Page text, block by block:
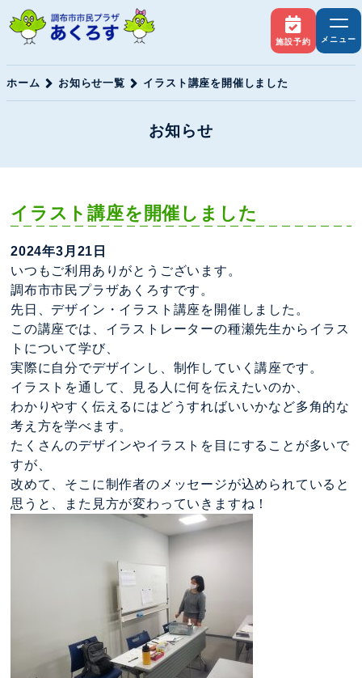
施設予約 メニュー
ホーム お知らせ一覧 イラスト講座を開催しました
お知らせ
イラスト講座を開催しました
2024年3月21日
いつもご利用ありがとうございます。
調布市市民プラザあくろすです。
先日、デザイン・イラスト講座を開催しました。
この講座では、イラストレーターの種瀬先生からイラス
トについて学び、
実際に自分でデザインし、制作していく講座です。
イラストを通して、見る人に何を伝えたいのか、
わかりやすく伝えるにはどうすればいいかなど多角的な
考え方を学べます。
たくさんのデザインやイラストを目にすることが多いで
すが、
改めて、そこに制作者のメッセージが込められていると
思うと、また見方が変わっていきますね！